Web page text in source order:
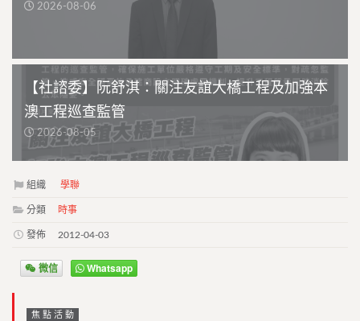
2026-08-06
【社諮委】阮舒淇：關注友誼大橋工程及加強本
澳工程巡查監管
2026-08-05
組織 學聯
分類 時事
發佈 2012-04-03
微信 Whatsapp
焦點活動